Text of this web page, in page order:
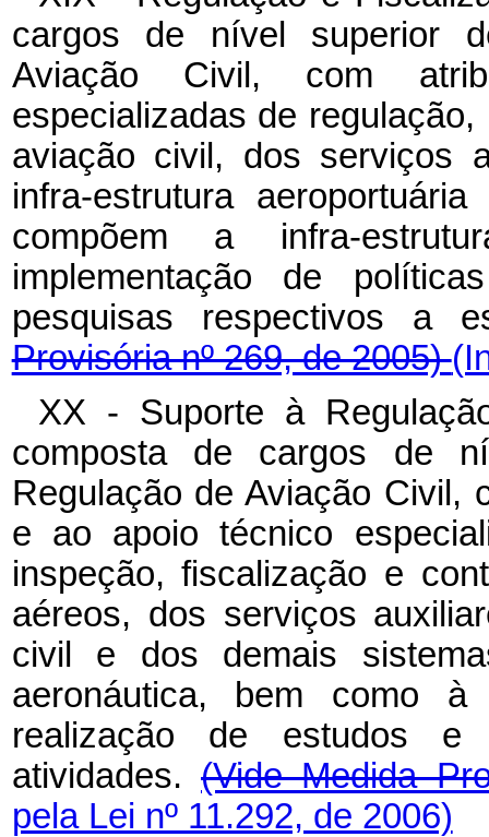
cargos de nível superior
Aviação Civil, com
especializadas de
aviação civil, dos serviços
infra-estrutura
compõem a infra-
implementação de
pesquisas respectivos a
Provisória nº 269, de 2005)
XX - Suporte à
composta de cargos de
Regulação de Aviação Civil,
e ao apoio técnico
inspeção, fiscalização e
aéreos, dos serviços
civil e dos demais
aeronáutica, bem como
realização de estudos e
atividades. (Vide Medida
pela Lei nº 11.292, de 2006)